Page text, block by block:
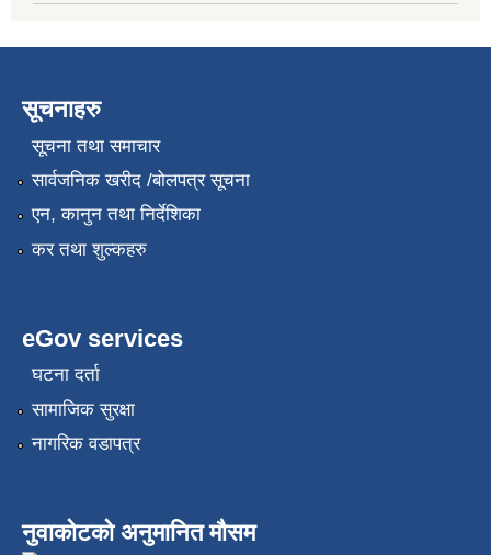
सूचनाहरु
सूचना तथा समाचार
सार्वजनिक खरीद /बोलपत्र सूचना
एन, कानुन तथा निर्देशिका
कर तथा शुल्कहरु
eGov services
घटना दर्ता
सामाजिक सुरक्षा
नागरिक वडापत्र
नुवाकोटको अनुमानित मौसम